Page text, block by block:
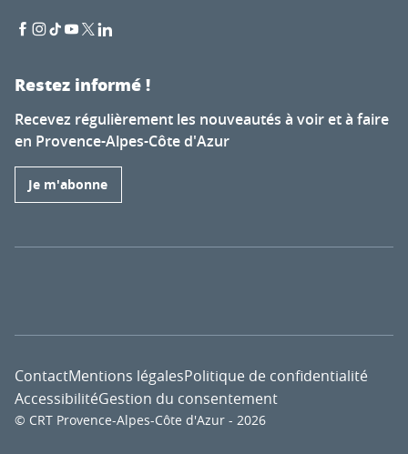
Restez informé !
Recevez régulièrement les nouveautés à voir et à faire
en Provence-Alpes-Côte d'Azur
Je m'abonne
© CRT Provence-Alpes-Côte d'Azur - 2026
ContactMentions légalesPolitique de confidentialité
AccessibilitéGestion du consentement